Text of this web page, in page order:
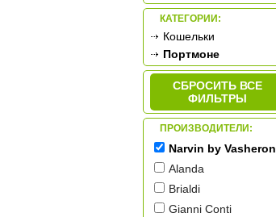
КАТЕГОРИИ:
Кошельки
Портмоне
СБРОСИТЬ ВСЕ
ФИЛЬТРЫ
ПРОИЗВОДИТЕЛИ:
Narvin by Vasheron
Alanda
Brialdi
Gianni Conti